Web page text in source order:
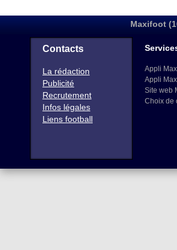
Maxifoot
Contacts
La rédaction
Publicité
Recrutement
Infos légales
Liens football
Appli
Appli
Site web
Choix de